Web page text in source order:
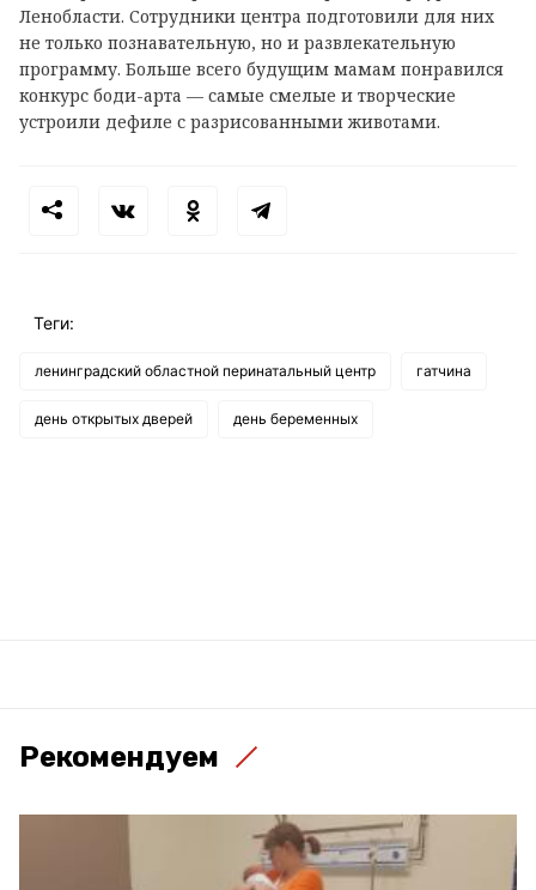
Ленобласти. Сотрудники центра подготовили для них
не только познавательную, но и развлекательную
программу. Больше всего будущим мамам понравился
конкурс боди-арта — самые смелые и творческие
устроили дефиле с разрисованными животами.
Теги:
ленинградский областной перинатальный центр гатчина
день открытых дверей день беременных
Рекомендуем